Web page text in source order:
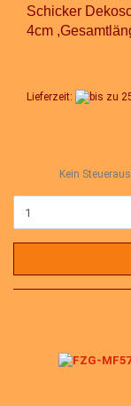
Schicker
4cm
Lieferzeit:
Kein